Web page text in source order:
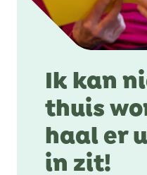
Ik kan
thuis
haal er
in zit!